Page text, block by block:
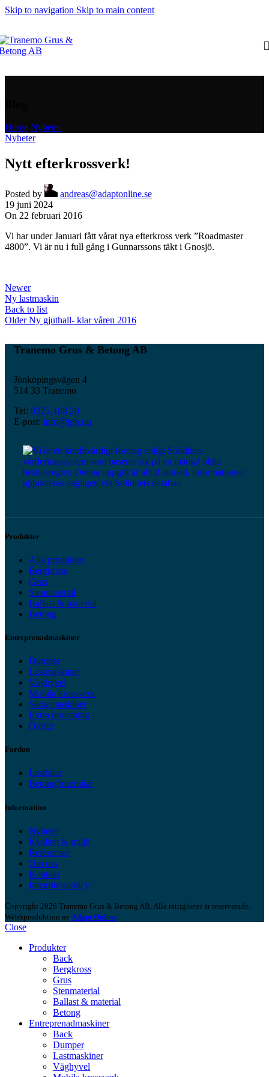
Skip to navigation Skip to main content
Home Nyheter
Nyheter
Nytt efterkrossverk!
Posted by
andreas@adaptonline.se
19 juni 2024
On 22 februari 2016
Vi har under Januari fått vårat nya efterkross verk ”Roadmaster
4800”. Vi är nu i full gång i Gunnarssons täkt i Gnosjö.
Newer
Ny lastmaskin
Back to list
Older Ny gjuthall- klar våren 2016
Tranemo Grus & Betong AB
Jönköpingsvägen 4
514 33 Tranemo
Tel: 0325-188 20
E-post: info@tgb.nu
Produkter
Alla produkter
Bergkross
Grus
Stenmaterial
Ballast & material
Betong
Entreprenadmaskiner
Dumper
Lastmaskiner
Väghyvel
Mobila krossverk
Skogsmaskiner
Extra utrustning
Övrigt
Fordon
Lastbilar
Betong/roterbilar
Information
Nyheter
Kvalitet & miljö
Referenser
Om oss
Kontakt
Integritetspolicy
Copyright 2026 Tranemo Grus & Betong AB, Alla rättigheter är reserverade.
Webbproduktion av Adapt Online
Close
Produkter
Back
Bergkross
Grus
Stenmaterial
Ballast & material
Betong
Entreprenadmaskiner
Back
Dumper
Lastmaskiner
Väghyvel